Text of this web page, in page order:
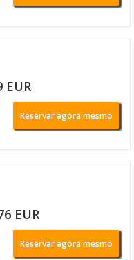
EUR
Reservar agora mesmo
EUR
Reservar agora mesmo